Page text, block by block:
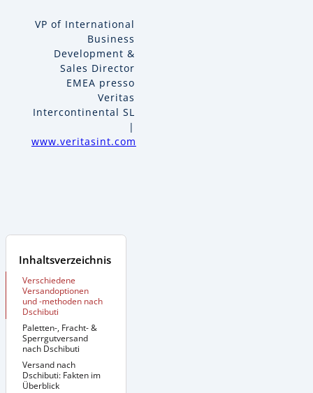
Inhaltsverzeichnis
Verschiedene
Versandoptionen
und -methoden nach
Dschibuti
Paletten-, Fracht- &
Sperrgutversand
nach Dschibuti
Zusätzliche
Informationen:
Versand nach
Dschibuti: Fakten im
Überblick
VP of International
Business
Development &
Sales Director
EMEA presso
Veritas
Intercontinental SL
|
www.veritasint.com